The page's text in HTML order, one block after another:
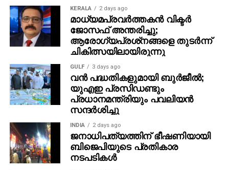
KERALA 2 days ago
മാധ്യമപ്രവര്‍ത്തകന്‍ വിക്ടര്‍
ജോസഫ് അന്തരിച്ചു;
ആരോഗ്യപ്രശ്‌നങ്ങളെ തുടര്‍ന്ന്
ചികിത്സയിലായിരുന്നു
GULF 3 days ago
വന്‍ പദ്ധതികളുമായി ബുര്‍ജീല്‍;
യുഎഇ പ്രസിഡണ്ടും
പ്രധാനമന്ത്രിയും പവലിയന്‍
സന്ദര്‍ശിച്ചു
INDIA 2 days ago
ജനാധിപത്യത്തിന് ഭീഷണിയായി
ബിജെപിയുടെ പ്രതികാര
നടപടികള്‍